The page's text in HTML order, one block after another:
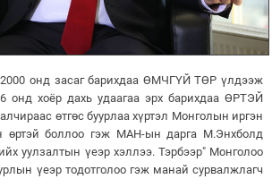
онд засаг барихдаа ӨМЧГҮЙ ТӨР үлдээж
онд хоёр дахь удаагаа эрх барихдаа ӨРТЭЙ
өтгөс буурлаа хүртэл Монголын иргэн
өртэй боллоо гэж МАН-ын дарга М.Энхболд
уулзалтын үеэр хэллээ. Тэрбээр" Монголоо
үеэр тодотголоо гэж манай сурвалжлагч